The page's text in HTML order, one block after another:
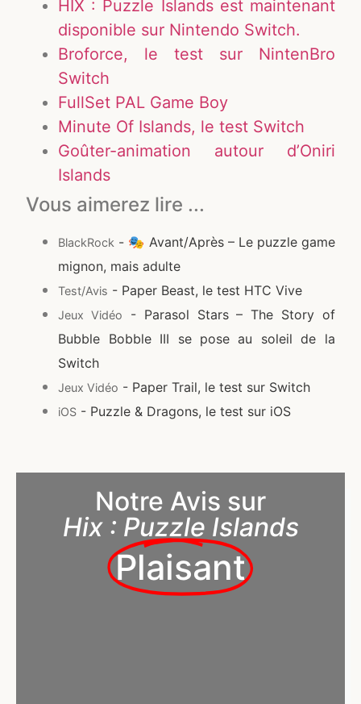
HIX : Puzzle Islands est maintenant
disponible sur Nintendo Switch.
Broforce, le test sur NintenBro
Switch
FullSet PAL Game Boy
Minute Of Islands, le test Switch
Goûter-animation autour d’Oniri
Islands
Vous aimerez lire ...
BlackRock - 🎭 Avant/Après – Le puzzle game
mignon, mais adulte
Test/Avis - Paper Beast, le test HTC Vive
Jeux Vidéo
- Parasol Stars – The Story of
Bubble Bobble III se pose au soleil de la
Switch
Jeux Vidéo - Paper Trail, le test sur Switch
iOS - Puzzle & Dragons, le test sur iOS
Notre Avis sur
Hix : Puzzle Islands
Plaisant